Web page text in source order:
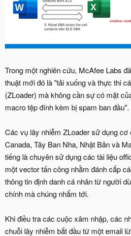
Trong một nghiên cứu, McAfee Labs
thuật mới đó là "tải xuống và thực thi
(ZLoader) mà không cần sự có mặt
macro tệp đính kèm bị spam ban đầu".
Các vụ lây nhiễm ZLoader sử dụng
Canada, Tây Ban Nha, Nhật Bản và
tiếng là chuyên sử dụng các tài liệu
một vector tấn công nhằm đánh cắp
thông tin định danh cá nhân từ người
chính mà chúng nhắm tới.
Khi điều tra các cuộc xâm nhập, các
chuỗi lây nhiễm bắt đầu từ một email